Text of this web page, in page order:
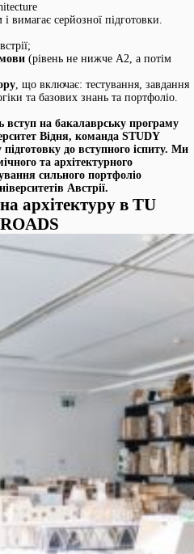
вимагає серйозної підготовки.
(рівень не нижче А2, а потім
, що включає: тестування, завдання
та базових знань та портфоліо.
вступ на бакалаврську програму
Відня, команда STUDY
до вступного іспиту. Ми
та архітектурного
сильного портфоліо
Австрії.
архітектуру в TU